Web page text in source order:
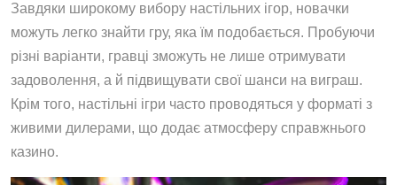
Завдяки широкому вибору настільних ігор, новачки
можуть легко знайти гру, яка їм подобається. Пробуючи
різні варіанти, гравці зможуть не лише отримувати
задоволення, а й підвищувати свої шанси на виграш.
Крім того, настільні ігри часто проводяться у форматі з
живими дилерами, що додає атмосферу справжнього
казино.